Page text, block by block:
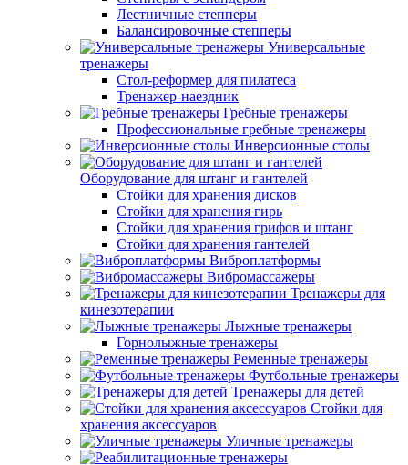
Лестничные степперы
Балансировочные степперы
Универсальные
тренажеры
Стол-реформер для пилатеса
Тренажер-наездник
Гребные тренажеры
Профессиональные гребные тренажеры
Инверсионные столы
Оборудование для штанг и гантелей
Стойки для хранения дисков
Стойки для хранения гирь
Стойки для хранения грифов и штанг
Стойки для хранения гантелей
Виброплатформы
Вибромассажеры
Тренажеры для
кинезотерапии
Лыжные тренажеры
Горнолыжные тренажеры
Ременные тренажеры
Футбольные тренажеры
Тренажеры для детей
Стойки для
хранения аксессуаров
Уличные тренажеры